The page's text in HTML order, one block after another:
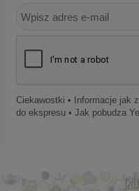
Ciekawostki • Informacje jak
do ekspresu • Jak pobudza